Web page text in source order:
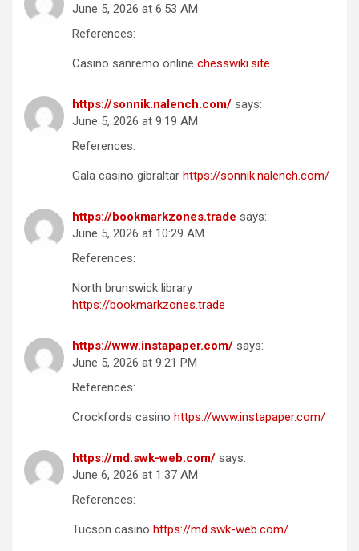
June 5, 2026 at 6:53 AM
References:
Casino sanremo online chesswiki.site
https://sonnik.nalench.com/ says:
June 5, 2026 at 9:19 AM
References:
Gala casino gibraltar https://sonnik.nalench.com/
https://bookmarkzones.trade says:
June 5, 2026 at 10:29 AM
References:
North brunswick library
https://bookmarkzones.trade
https://www.instapaper.com/ says:
June 5, 2026 at 9:21 PM
References:
Crockfords casino https://www.instapaper.com/
https://md.swk-web.com/ says:
June 6, 2026 at 1:37 AM
References:
Tucson casino https://md.swk-web.com/